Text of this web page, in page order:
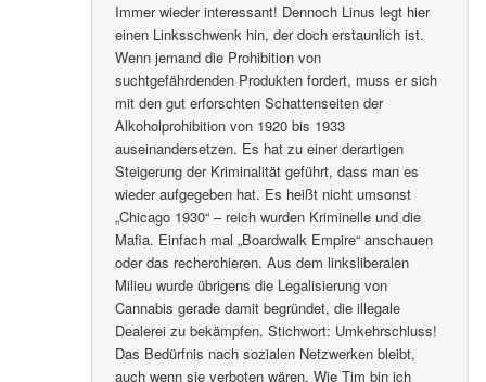
Immer wieder interessant! Dennoch Linus legt hier
einen Linksschwenk hin, der doch erstaunlich ist.
Wenn jemand die Prohibition von
suchtgefährdenden Produkten fordert, muss er sich
mit den gut erforschten Schattenseiten der
Alkoholprohibition von 1920 bis 1933
auseinandersetzen. Es hat zu einer derartigen
Steigerung der Kriminalität geführt, dass man es
wieder aufgegeben hat. Es heißt nicht umsonst
„Chicago 1930“ – reich wurden Kriminelle und die
Mafia. Einfach mal „Boardwalk Empire“ anschauen
oder das recherchieren. Aus dem linksliberalen
Milieu wurde übrigens die Legalisierung von
Cannabis gerade damit begründet, die illegale
Dealerei zu bekämpfen. Stichwort: Umkehrschluss!
Das Bedürfnis nach sozialen Netzwerken bleibt,
auch wenn sie verboten wären. Wie Tim bin ich